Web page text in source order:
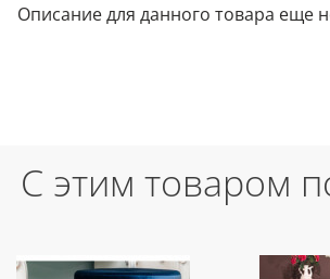
Описание для данного товара еще
С этим товаром